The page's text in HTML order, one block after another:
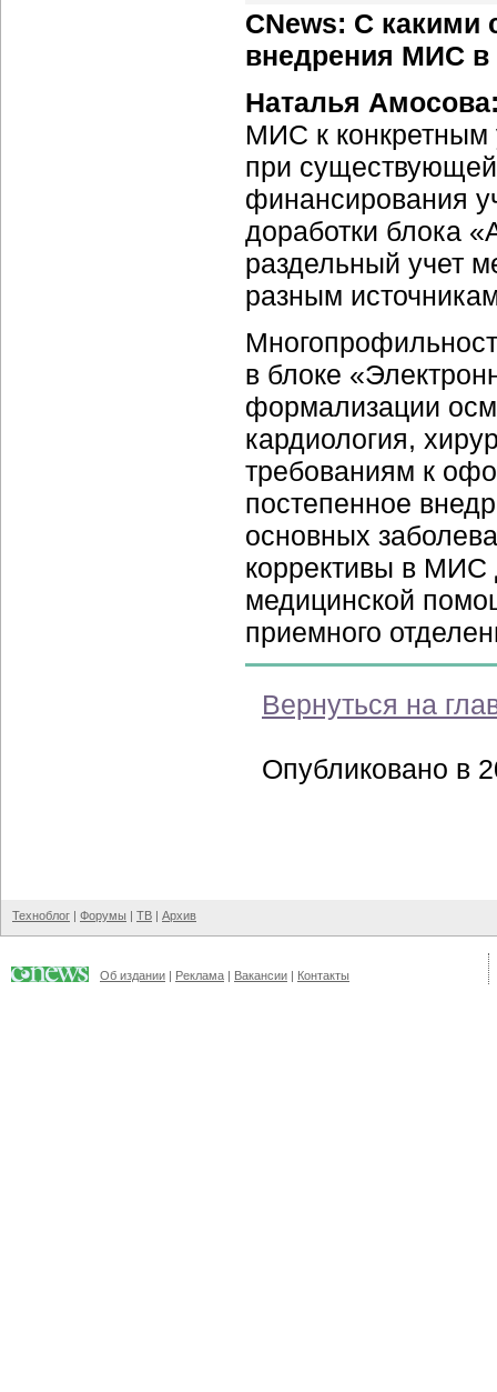
CNews: С какими
внедрения МИС в
Наталья
МИС к
при
финансирования
доработки блока
раздельный учет
разным
в блоке
формализации
кардиология,
требованиям к
постепенное
основных
коррективы в МИС
медицинской
приемного
Вернуться на
Опубликовано в
Техноблог | Форумы | ТВ | Архив
Об издании | Реклама | Вакансии | Контакты